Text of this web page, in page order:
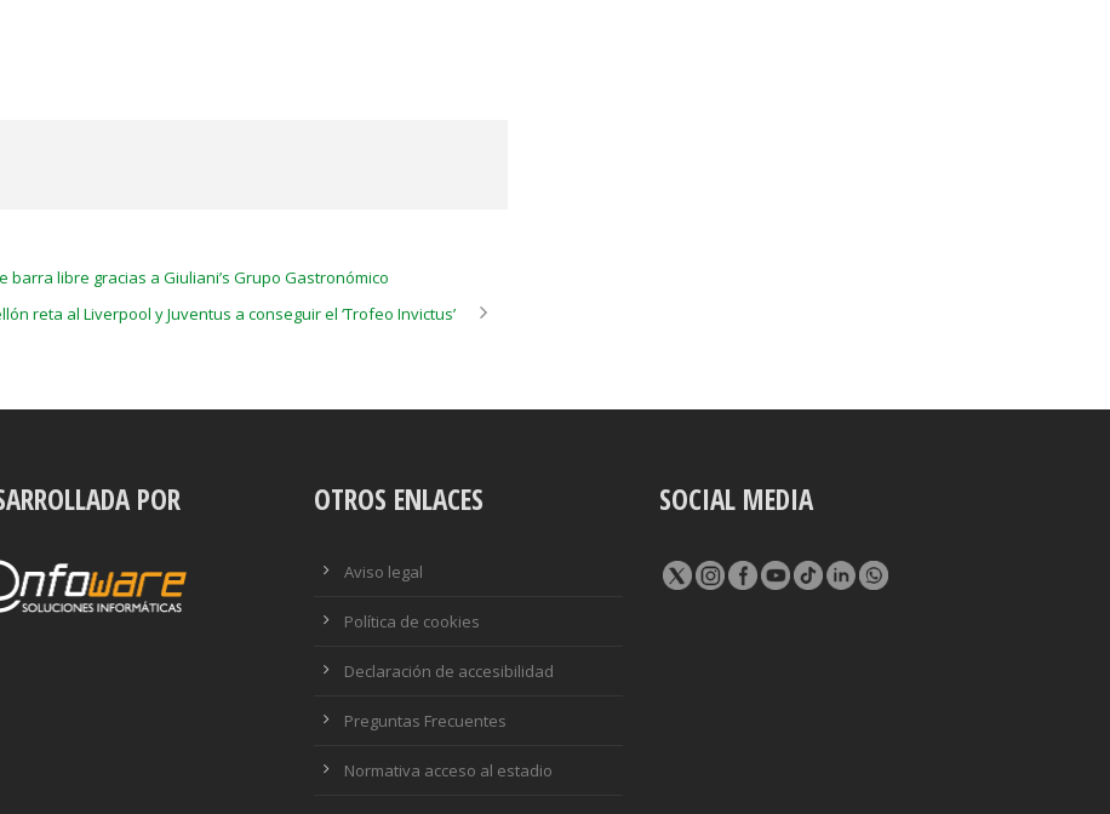
libre gracias a Giuliani’s Grupo Gastronómico
reta al Liverpool y Juventus a conseguir el ‘Trofeo Invictus’
POR OTROS ENLACES
Aviso legal
Política de cookies
Declaración de accesibilidad
Preguntas Frecuentes
Normativa acceso al estadio
SOCIAL MEDIA